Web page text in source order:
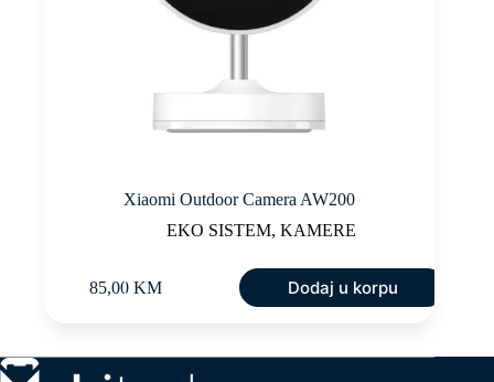
Xiaomi Outdoor Camera AW200
EKO SISTEM,KAMERE
85,00 KM Dodaj u korpu